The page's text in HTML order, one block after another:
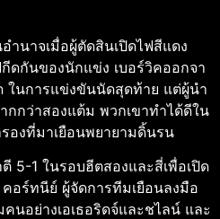
ำนาจเมื่อผู้ตัดสินเปิดไฟสีแดง
ดกันของนักแข่ง เบอร์วิคออกจา
ในการแข่งขันนัดสุดท้าย แต่ผู้นำ
กกว่าสองแต้ม พวกเขาทำได้ดีใน
งที่มาเยือนพยายามดิ้นรน
5-1 ในรอบฮีตสองและสี่เพื่อเปิด
อร์ทนีย์ ผู้จัดการทีมเยือนลงมือ
นอย่างเอเธอริดจ์และชไลน์ และ